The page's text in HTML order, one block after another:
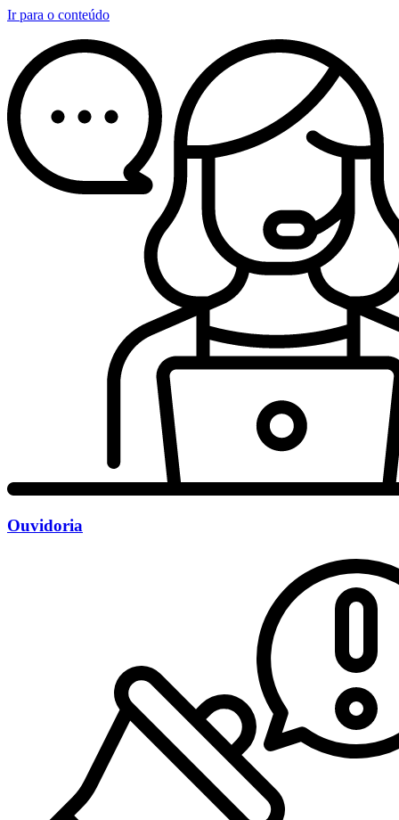
Ir para o conteúdo
Ouvidoria